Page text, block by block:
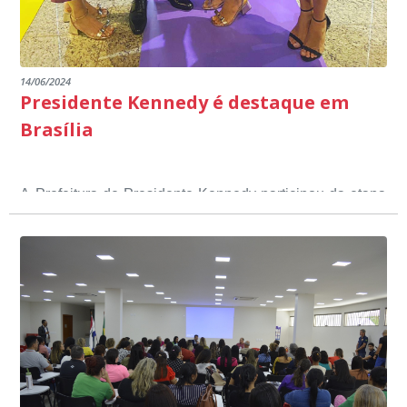
14/06/2024
Presidente Kennedy é destaque em
Brasília
A Prefeitura de Presidente Kennedy participou da etapa
nacional do 12º Prêmio Sebrae Prefeitura
Empreendedora, que visou valorizar e destacar o papel
dos gestores públicos comprometidos com o
desenvolvimento socioeconômico dos municípios, a
partir de iniciativas que estimulam o empreendedorismo,
a competitividade dos pequenos negócios e a
modernização da gestão pública local. O evento
aconteceu nesta terça-feira (11) em Brasília.